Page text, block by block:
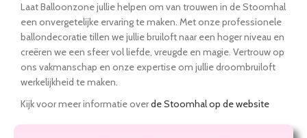
Laat Balloonzone jullie helpen om van trouwen in de Stoomhal
een onvergetelijke ervaring te maken. Met onze professionele
ballondecoratie tillen we jullie bruiloft naar een hoger niveau en
creëren we een sfeer vol liefde, vreugde en magie. Vertrouw op
ons vakmanschap en onze expertise om jullie droombruiloft
werkelijkheid te maken.
Kijk voor meer informatie overde Stoomhal op de website